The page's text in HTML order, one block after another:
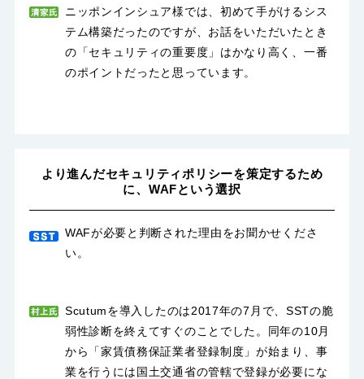
ニッポンインシュア様では、初めて手がけるシス
テム構築だったのですが、お話をいただいたとき
の「セキュリティの重要度」はかなり高く、一番
のポイントだったと思っています。
より進んだセキュリティポリシーを策定するため
に、WAFという選択
WAFが必要と判断された理由をお聞かせくださ
い。
Scutumを導入したのは2017年の7月で、SSTの脆
弱性診断を終えてすぐのことでした。同年の10月
から「家賃債務保証業者登録制度」が始まり、事
業を行うには国土交通省の管轄で登録が必要にな